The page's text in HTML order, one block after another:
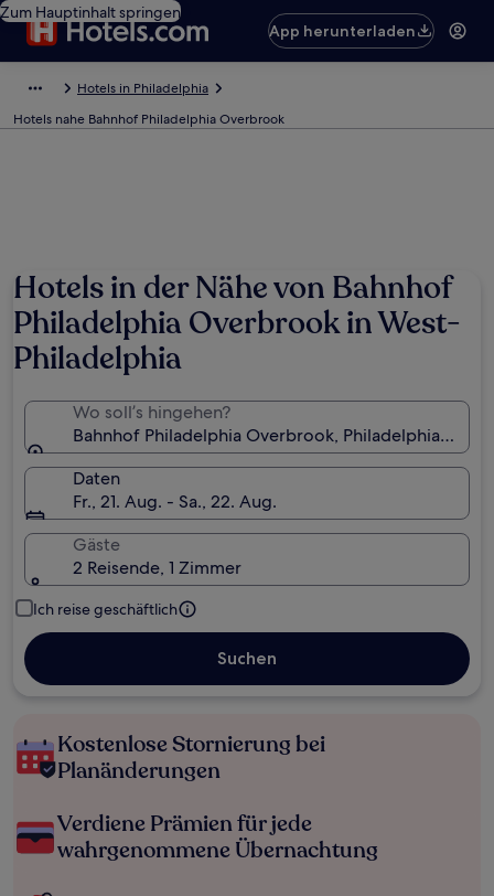
Zum Hauptinhalt springen
App herunterladen
Hotels in Philadelphia
Hotels nahe Bahnhof Philadelphia Overbrook
Hotels in der Nähe von Bahnhof
Philadelphia Overbrook in West-
Philadelphia
Wo soll’s hingehen?
Bahnhof Philadelphia Overbrook, Philadelphia,
Daten
Fr., 21. Aug. - Sa., 22. Aug.
Gäste
2 Reisende, 1 Zimmer
Ich reise geschäftlich
Suchen
Kostenlose Stornierung bei
Planänderungen
Verdiene Prämien für jede
wahrgenommene Übernachtung